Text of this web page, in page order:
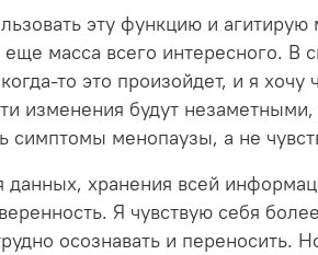
эту функцию и
еще масса всего интересного.
то это произойдет, и я
изменения будут
симптомы менопаузы, а не
хранения всей
Я чувствую себя
осознавать и